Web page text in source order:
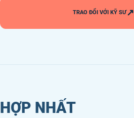
TRAO ĐỔI VỚI KỸ SƯ↗
HỢP NHẤT